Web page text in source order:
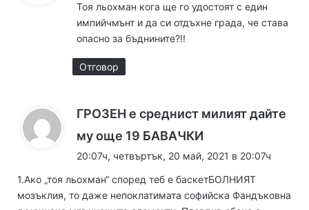
а
:
Тоя льохман кога ще го удостоят с един
импийчмънт и да си отдъхне града, че става
опасно за бъднините?!!
Отговор
ГРОЗЕН е среднист милият дайте
му още 19 БАВАЧКИ
а
а
:
20:07ч, четвъртък, 20 май, 2021 в 20:07ч
1.Ако „тоя льохман“ според теб е баскетБОЛНИЯТ
мозъклия, то даже непоклатимата софийска Фандъковна